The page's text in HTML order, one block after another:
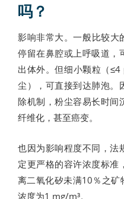
吗？
影响非常大。一般比较大
停留在鼻腔或上呼吸道，
出体外。但细小颗粒（
尘），可直接到达肺泡。
除机制，粉尘容易长时间
纤维化，甚至癌变。
也因为影响程度不同，法
定更严格的容许浓度标准
离二氧化矽未满10％之矿
浓度为1 mg/m³。